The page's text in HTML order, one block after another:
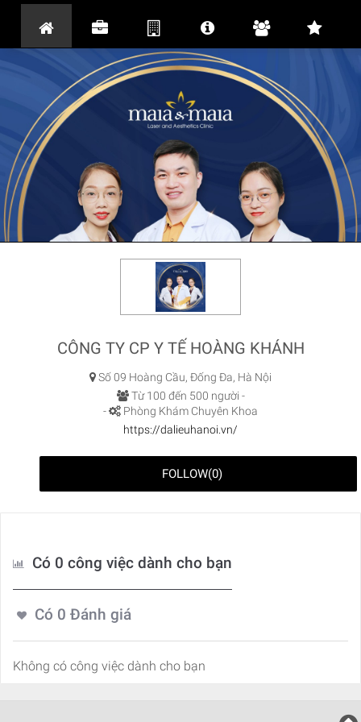
CÔNG TY CP Y TẾ HOÀNG KHÁNH
Số 09 Hoàng Cầu, Đống Đa, Hà Nội
Từ 100 đến 500 người -
-
Phòng Khám Chuyên Khoa
https://dalieuhanoi.vn/
FOLLOW(0)
Có 0 công việc dành cho bạn
Có 0 Đánh giá
Không có công việc dành cho bạn